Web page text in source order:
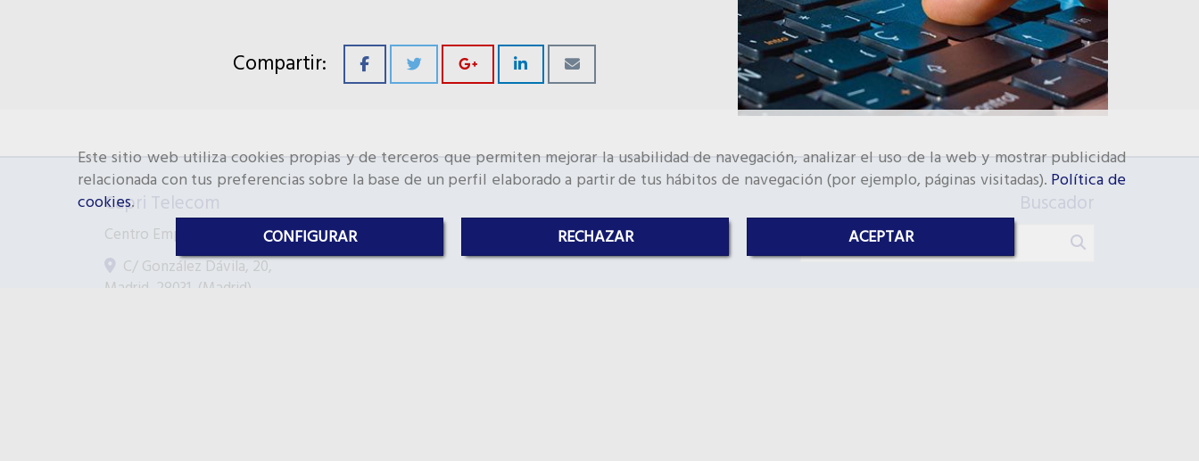
Este sitio web utiliza cookies propias y de terceros que permiten mejorar la usabilidad de navegación, analizar el uso de la web y mostrar publicidad
relacionada con tus preferencias sobre la base de un perfil elaborado a partir de tus hábitos de navegación (por ejemplo, páginas visitadas). Política de
cookies.
CONFIGURAR
RECHAZAR ACEPTAR
Compartir:
Capri Telecom
Centro Empresarial Europa
C/ González Dávila, 20,
Madrid 28031 (Madrid)
Buscador